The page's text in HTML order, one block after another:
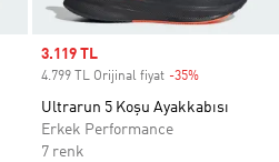
Sale price
3.119 TL
4.799 TL Orijinal fiyat -35%
Ultrarun 5 Koşu Ayakkabısı
Erkek Performance
7 renk